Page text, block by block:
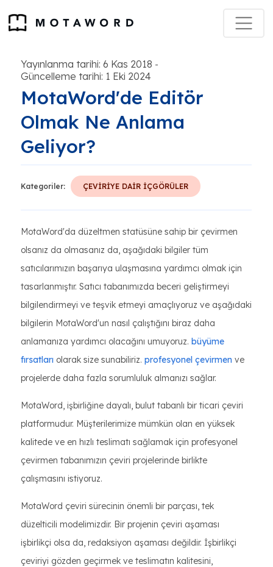
Yayınlanma tarihi: 6 Kas 2018 -
Güncelleme tarihi: 1 Eki 2024
MotaWord'de Editör
Olmak Ne Anlama
Geliyor?
Kategoriler: ÇEVİRİYE DAİR İÇGÖRÜLER
MotaWord'da düzeltmen statüsüne sahip bir çevirmen
olsanız da olmasanız da, aşağıdaki bilgiler tüm
satıcılarımızın başarıya ulaşmasına yardımcı olmak için
tasarlanmıştır. Satıcı tabanımızda beceri geliştirmeyi
bilgilendirmeyi ve teşvik etmeyi amaçlıyoruz ve aşağıdaki
bilgilerin MotaWord'un nasıl çalıştığını biraz daha
anlamanıza yardımcı olacağını umuyoruz. büyüme
fırsatları olarak size sunabiliriz. profesyonel çevirmen ve
projelerde daha fazla sorumluluk almanızı sağlar.
MotaWord, işbirliğine dayalı, bulut tabanlı bir ticari çeviri
platformudur. Müşterilerimize mümkün olan en yüksek
kalitede ve en hızlı teslimatı sağlamak için profesyonel
çevirmen tabanımızın çeviri projelerinde birlikte
çalışmasını istiyoruz.
MotaWord çeviri sürecinin önemli bir parçası, tek
düzelticili modelimizdir. Bir projenin çeviri aşaması
işbirlikçi olsa da, redaksiyon aşaması değildir. İşbirlikçi
çeviriyi gözden geçirmek ve teslimatın kalitesini,